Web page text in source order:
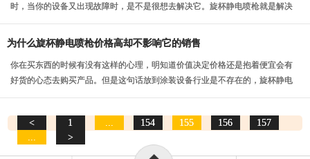
时，当你的设备又出现故障时，是不是很想去解决它。旋杯静电喷枪就是解决
为什么旋杯静电喷枪价格高却不影响它的销售
你在买东西的时候有没有这样的心理，明知道价值决定价格还是抱着便宜会有
好货的心态去购买产品。但是这句话放到涂装设备行业是不存在的，旋杯静电
< 1 154 155 156
157
>